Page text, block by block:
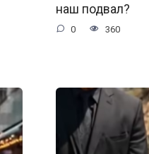
наш подвал?
0 360